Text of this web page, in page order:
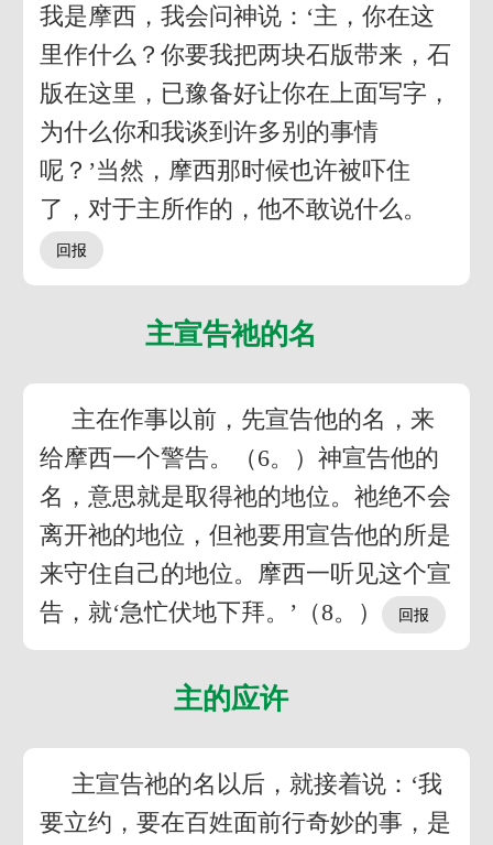
我是摩西，我会问神说：‘主，你在这
里作什么？你要我把两块石版带来，石
版在这里，已豫备好让你在上面写字，
为什么你和我谈到许多别的事情
呢？’当然，摩西那时候也许被吓住
了，对于主所作的，他不敢说什么。
主宣告祂的名
主在作事以前，先宣告他的名，来
给摩西一个警告。（6。）神宣告他的
名，意思就是取得祂的地位。祂绝不会
离开祂的地位，但祂要用宣告他的所是
来守住自己的地位。摩西一听见这个宣
告，就‘急忙伏地下拜。’（8。）
主的应许
主宣告祂的名以后，就接着说：‘我
要立约，要在百姓面前行奇妙的事，是